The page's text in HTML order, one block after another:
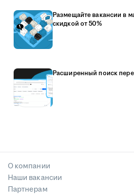
Размещайте вакансии в
скидкой от 50%
Расширенный поиск
О компании
Наши вакансии
Партнерам